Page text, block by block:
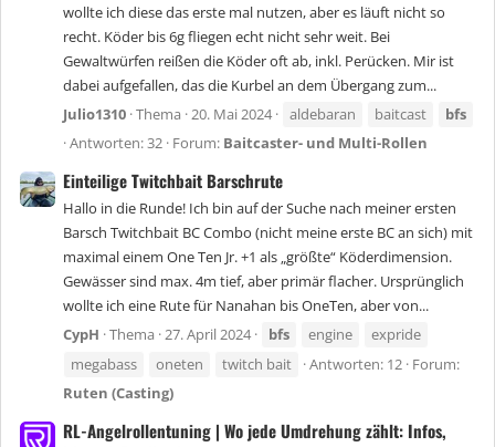
wollte ich diese das erste mal nutzen, aber es läuft nicht so
recht. Köder bis 6g fliegen echt nicht sehr weit. Bei
Gewaltwürfen reißen die Köder oft ab, inkl. Perücken. Mir ist
dabei aufgefallen, das die Kurbel an dem Übergang zum...
Julio1310 Thema 20. Mai 2024 aldebaran baitcast
bfs
Antworten: 32 Forum: Baitcaster- und Multi-Rollen
Einteilige Twitchbait Barschrute
Hallo in die Runde! Ich bin auf der Suche nach meiner ersten
Barsch Twitchbait BC Combo (nicht meine erste BC an sich) mit
maximal einem One Ten Jr. +1 als „größte“ Köderdimension.
Gewässer sind max. 4m tief, aber primär flacher. Ursprünglich
wollte ich eine Rute für Nanahan bis OneTen, aber von...
CypH Thema 27. April 2024 bfs engine
expride
megabass
oneten twitch bait Antworten: 12 Forum:
Ruten (Casting)
RL-Angelrollentuning | Wo jede Umdrehung zählt: Infos,